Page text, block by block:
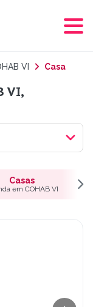
VI Casa
VI,
Casas
em COHAB VI